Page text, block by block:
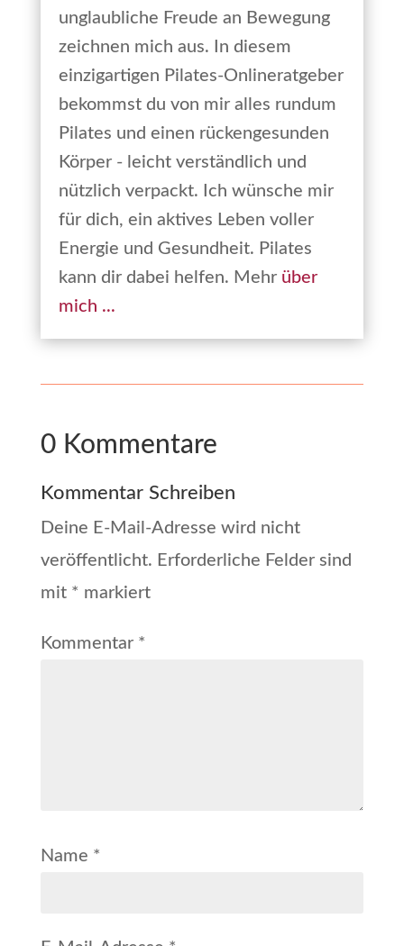
unglaubliche Freude an Bewegung
zeichnen mich aus. In diesem
einzigartigen Pilates-Onlineratgeber
bekommst du von mir alles rundum
Pilates und einen rückengesunden
Körper - leicht verständlich und
nützlich verpackt. Ich wünsche mir
für dich, ein aktives Leben voller
Energie und Gesundheit. Pilates
kann dir dabei helfen. Mehr über
mich ...
0 Kommentare
Kommentar Schreiben
Deine E-Mail-Adresse wird nicht
veröffentlicht. Erforderliche Felder sind
mit * markiert
Kommentar *
Name *